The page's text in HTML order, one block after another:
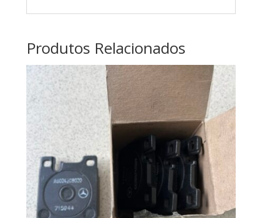
Produtos Relacionados